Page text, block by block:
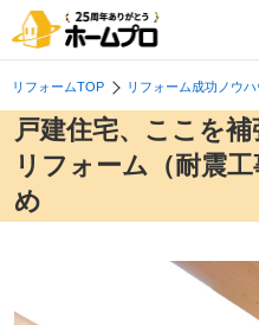
リフォームTOP リフォーム成功ノウハ
戸建住宅、ここを
リフォーム（耐震
め